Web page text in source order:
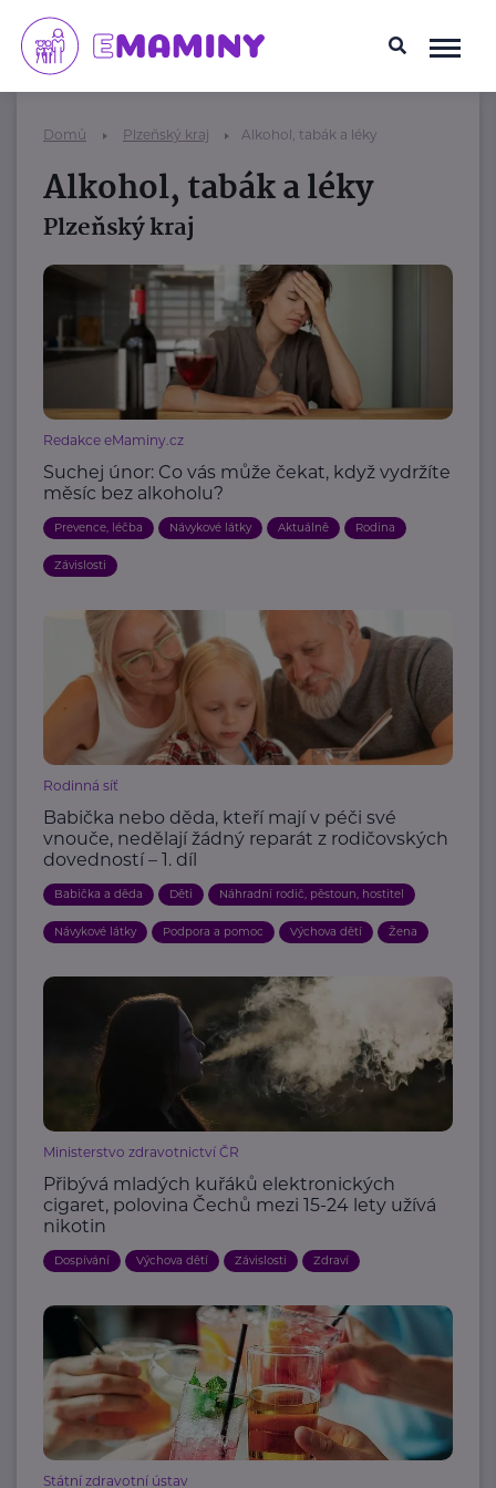
Domů Plzeňský kraj Alkohol, tabák a léky
Alkohol, tabák a léky
Plzeňský kraj
Redakce eMaminy.cz
Suchej únor: Co vás může čekat, když vydržíte
měsíc bez alkoholu?
Prevence, léčba Návykové látky Aktuálně Rodina
Závislosti
Rodinná síť
Babička nebo děda, kteří mají v péči své
vnouče, nedělají žádný reparát z rodičovských
dovedností – 1. díl
Babička a děda Děti Náhradní rodič, pěstoun, hostitel
Návykové látky Podpora a pomoc Výchova dětí Žena
Ministerstvo zdravotnictví ČR
Přibývá mladých kuřáků elektronických
cigaret, polovina Čechů mezi 15-24 lety užívá
nikotin
Dospívání Výchova dětí Závislosti Zdraví
Státní zdravotní ústav